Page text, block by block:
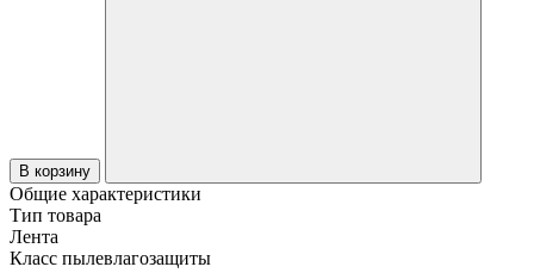
В корзину
Общие характеристики
Тип товара
Лента
Класс пылевлагозащиты